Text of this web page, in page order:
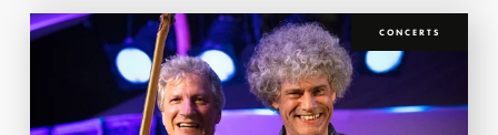
CONCERTS